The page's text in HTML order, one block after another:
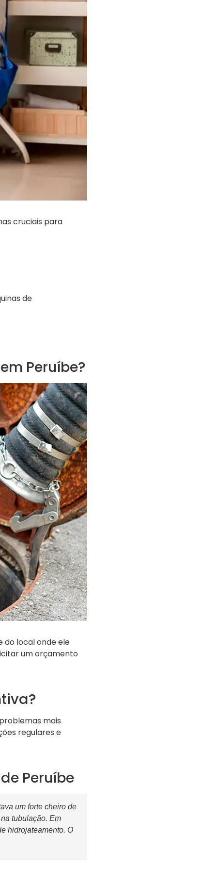
cruciais para
de
Peruíbe?
do local onde ele
um orçamento
mais
regulares e
Peruíbe
um forte cheiro de
tubulação. Em
hidrojateamento. O